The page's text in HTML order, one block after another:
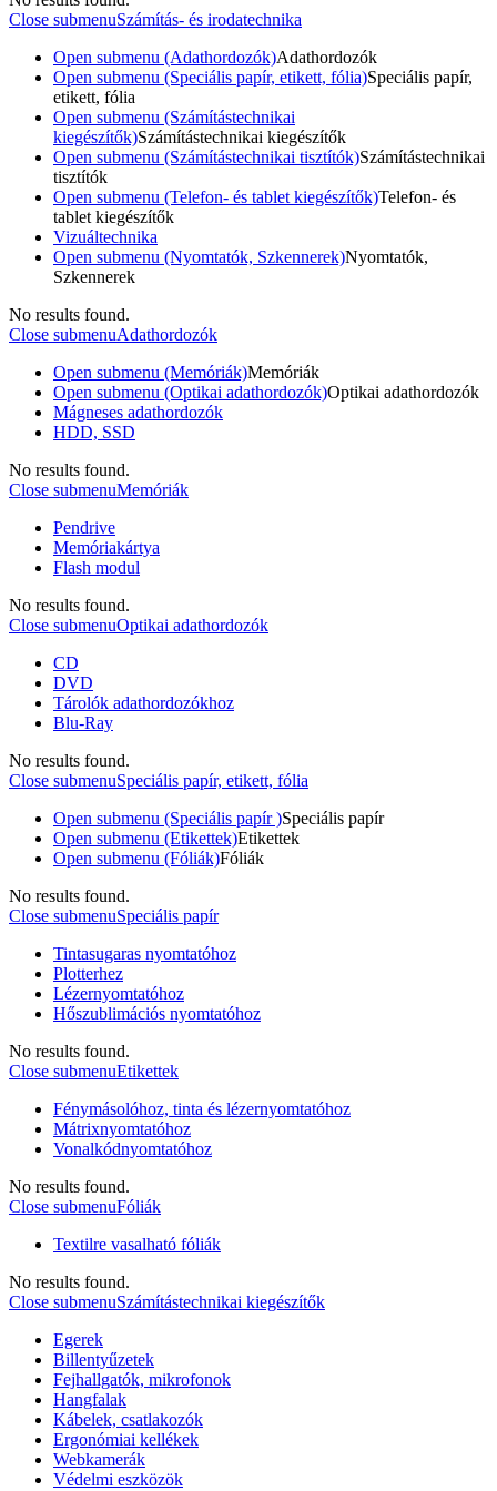
Close submenuSzámítás- és irodatechnika
Open submenu (Adathordozók)Adathordozók
Open submenu (Speciális papír, etikett, fólia)Speciális papír,
etikett, fólia
Open submenu (Számítástechnikai
kiegészítők)Számítástechnikai kiegészítők
Open submenu (Számítástechnikai tisztítók)Számítástechnikai
tisztítók
Open submenu (Telefon- és tablet kiegészítők)Telefon- és
tablet kiegészítők
Vizuáltechnika
Open submenu (Nyomtatók, Szkennerek)Nyomtatók,
Szkennerek
No results found.
Close submenuAdathordozók
Open submenu (Memóriák)Memóriák
Open submenu (Optikai adathordozók)Optikai adathordozók
Mágneses adathordozók
HDD, SSD
No results found.
Close submenuMemóriák
Pendrive
Memóriakártya
Flash modul
No results found.
Close submenuOptikai adathordozók
CD
DVD
Tárolók adathordozókhoz
Blu-Ray
No results found.
Close submenuSpeciális papír, etikett, fólia
Open submenu (Speciális papír )Speciális papír
Open submenu (Etikettek)Etikettek
Open submenu (Fóliák)Fóliák
No results found.
Close submenuSpeciális papír
Tintasugaras nyomtatóhoz
Plotterhez
Lézernyomtatóhoz
Hőszublimációs nyomtatóhoz
No results found.
Close submenuEtikettek
Fénymásolóhoz, tinta és lézernyomtatóhoz
Mátrixnyomtatóhoz
Vonalkódnyomtatóhoz
No results found.
Close submenuFóliák
Textilre vasalható fóliák
No results found.
Close submenuSzámítástechnikai kiegészítők
Egerek
Billentyűzetek
Fejhallgatók, mikrofonok
Hangfalak
Kábelek, csatlakozók
Ergonómiai kellékek
Webkamerák
Védelmi eszközök